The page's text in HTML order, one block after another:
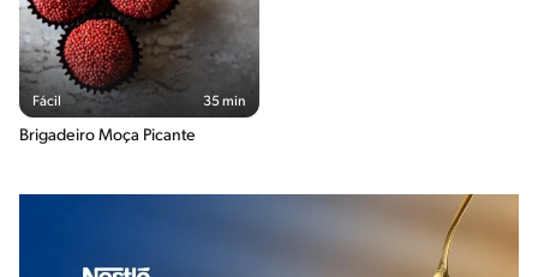
Fácil 35 min
Brigadeiro Moça Picante